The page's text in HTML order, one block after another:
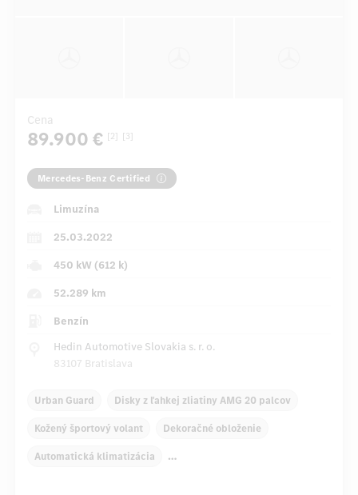
Cena
89.900 € [2] [3]
Mercedes-Benz Certified
Limuzína
25.03.2022
450 kW (612 k)
52.289 km
Benzín
Hedin Automotive Slovakia s. r. o.
83107 Bratislava
Urban Guard Disky z ľahkej zliatiny AMG 20 palcov
Kožený športový volant Dekoračné obloženie
Automatická klimatizácia